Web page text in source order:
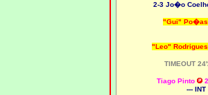
2-3 Jo�o
"Gui"
"Leo" Rodrigues
TIMEOUT
Tiago Pinto
--- INT